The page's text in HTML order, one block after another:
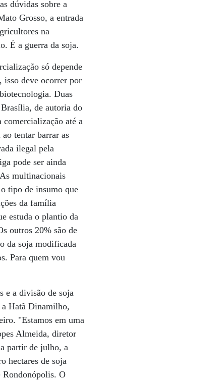
dúvidas sobre a
Grosso, a entrada
na
É a guerra da soja.
só depende
isso deve ocorrer por
Duas
Brasília, de autoria do
até a
tentar barrar as
ilegal pela
pode ser ainda
multinacionais
tipo de insumo que
da família
estuda o plantio da
outros 20% são de
da soja modificada
Para quem vou
e a divisão de soja
a Hatã Dinamilho,
"Estamos em uma
Almeida, diretor
partir de julho, a
hectares de soja
Rondonópolis. O